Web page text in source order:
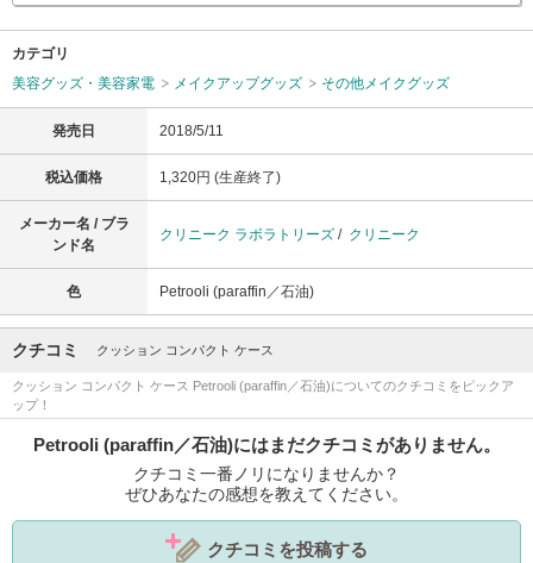
カテゴリ
美容グッズ・美容家電
メイクアップグッズ その他メイクグッズ
発売日 2018/5/11
税込価格 1,320円 (生産終了)
メーカー名 / ブラ
ンド名
クリニーク ラボラトリーズ / クリニーク
色 Petrooli (paraffin／石油)
クチコミ クッション コンパクト ケース
クッション コンパクト ケース Petrooli (paraffin／石油)についてのクチコミをピックア
ップ！
Petrooli (paraffin／石油)にはまだクチコミがありません。
クチコミ一番ノリになりませんか？
ぜひあなたの感想を教えてください。
クチコミを投稿する